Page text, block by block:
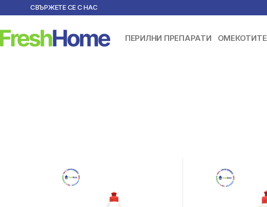
СВЪРЖЕТЕ СЕ С НАС
ПЕРИЛНИ ПРЕПАРАТИ